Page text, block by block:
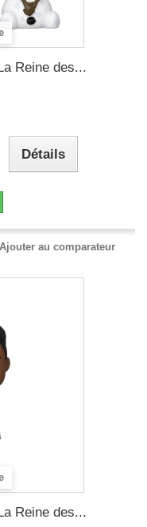
Reine des...
Détails
Ajouter au comparateur
Reine des...